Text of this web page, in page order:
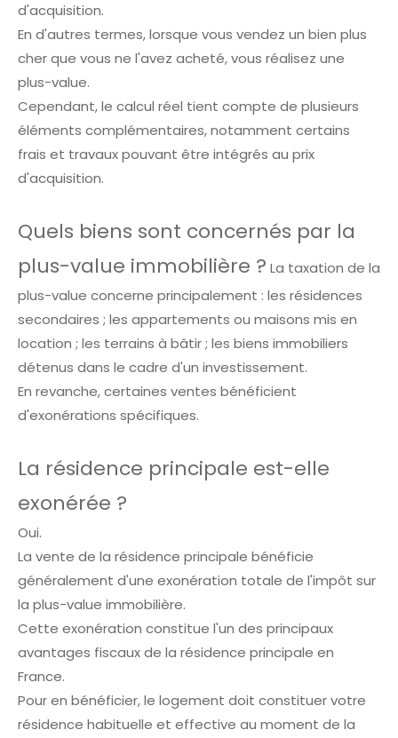
d'acquisition.
En d'autres termes, lorsque vous vendez un bien plus
cher que vous ne l'avez acheté, vous réalisez une
plus-value.
Cependant, le calcul réel tient compte de plusieurs
éléments complémentaires, notamment certains
frais et travaux pouvant être intégrés au prix
d'acquisition.
Quels biens sont concernés par la
plus-value immobilière ? La taxation de la
plus-value concerne principalement : les résidences
secondaires ; les appartements ou maisons mis en
location ; les terrains à bâtir ; les biens immobiliers
détenus dans le cadre d'un investissement.
En revanche, certaines ventes bénéficient
d'exonérations spécifiques.
La résidence principale est-elle
exonérée ?
Oui.
La vente de la résidence principale bénéficie
généralement d'une exonération totale de l'impôt sur
la plus-value immobilière.
Cette exonération constitue l'un des principaux
avantages fiscaux de la résidence principale en
France.
Pour en bénéficier, le logement doit constituer votre
résidence habituelle et effective au moment de la